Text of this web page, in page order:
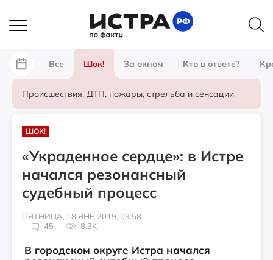
Все Шок! За окном Кто в ответе?
Происшествия, ДТП, пожары, стрельба и сенсации
ШОК!
«Украденное сердце»: в Истре
начался резонансный
судебный процесс
ПЯТНИЦА, 18 ЯНВ 2019, 09:58
45
8.3K
В городском округе Истра начался